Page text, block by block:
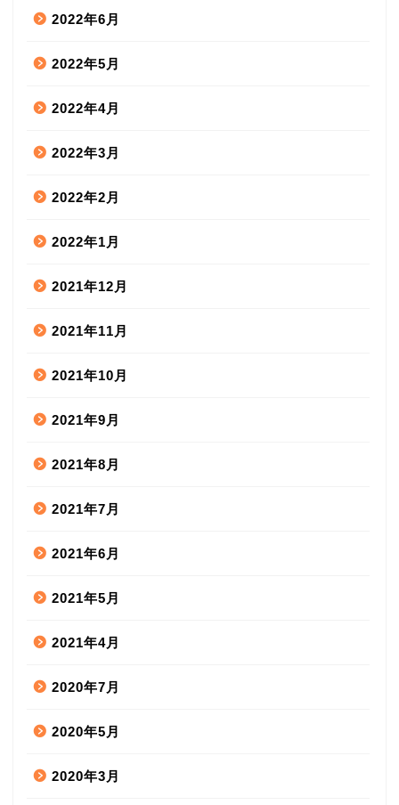
2022年6月
2022年5月
2022年4月
2022年3月
2022年2月
2022年1月
2021年12月
2021年11月
2021年10月
2021年9月
2021年8月
2021年7月
2021年6月
2021年5月
2021年4月
2020年7月
2020年5月
2020年3月